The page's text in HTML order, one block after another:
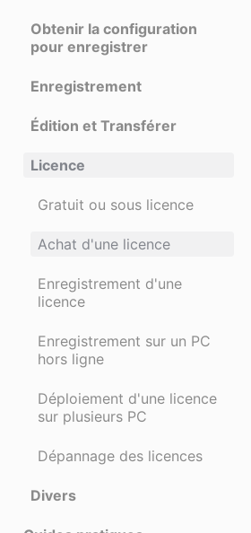
Obtenir la configuration
pour enregistrer
Enregistrement
Édition et Transférer
Licence
Gratuit ou sous licence
Achat d'une licence
Enregistrement d'une
licence
Enregistrement sur un PC
hors ligne
Déploiement d'une licence
sur plusieurs PC
Dépannage des licences
Divers